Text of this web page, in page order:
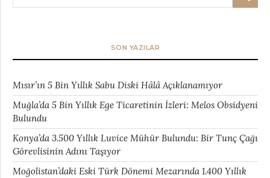
SON YAZILAR
Mısır’ın 5 Bin Yıllık Sabu Diski Hâlâ Açıklanamıyor
Muğla’da 5 Bin Yıllık Ege Ticaretinin İzleri: Melos Obsidyeni
Bulundu
Konya’da 3.500 Yıllık Luvice Mühür Bulundu: Bir Tunç Çağı
Görevlisinin Adını Taşıyor
Moğolistan’daki Eski Türk Dönemi Mezarında 1.400 Yıllık